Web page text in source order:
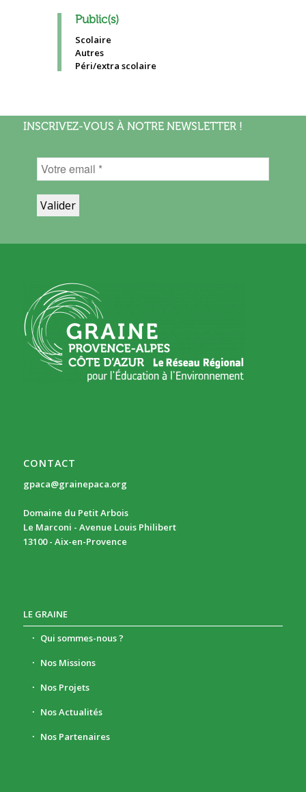
Public(s)
Scolaire
Autres
Péri/extra scolaire
INSCRIVEZ-VOUS À NOTRE NEWSLETTER !
CONTACT
gpaca@grainepaca.org
Domaine du Petit Arbois
Le Marconi - Avenue Louis Philibert
13100 - Aix-en-Provence
LE GRAINE
Qui sommes-nous ?
Nos Missions
Nos Projets
Nos Actualités
Nos Partenaires